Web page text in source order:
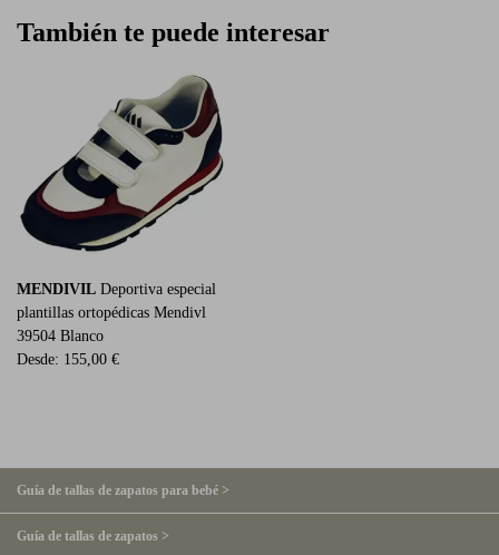
También te puede interesar
MENDIVIL Deportiva especial
plantillas ortopédicas Mendivl
39504 Blanco
Desde: 155,00 €
Guía de tallas de zapatos para bebé >
Guía de tallas de zapatos >